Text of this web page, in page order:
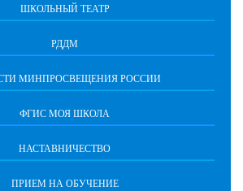
ШКОЛЬНЫЙ ТЕАТР
РДДМ
МИНПРОСВЕЩЕНИЯ РОССИИ
ФГИС МОЯ ШКОЛА
НАСТАВНИЧЕСТВО
ПРИЕМ НА ОБУЧЕНИЕ